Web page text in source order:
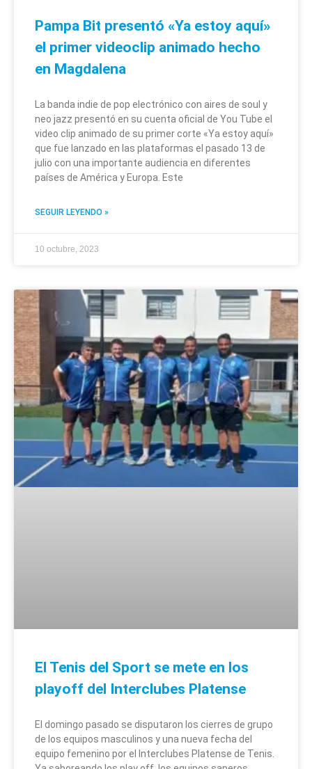
Pampa Bit presentó «Ya estoy aquí»
el primer videoclip animado hecho
en Magdalena
La banda indie de pop electrónico con aires de soul y
neo jazz presentó en su cuenta oficial de You Tube el
video clip animado de su primer corte «Ya estoy aquí»
que fue lanzado en las plataformas el pasado 13 de
julio con una importante audiencia en diferentes
países de América y Europa. Este
SEGUIR LEYENDO »
10 octubre, 2023
El Tenis del Sport se mete en los
playoff del Interclubes Platense
El domingo pasado se disputaron los cierres de grupo
de los equipos masculinos y una nueva fecha del
equipo femenino por el Interclubes Platense de Tenis.